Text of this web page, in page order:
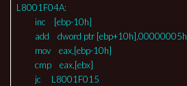
L8001F04A:
inc [ebp-10h]
add dword ptr [ebp+10h],00000005h
mov eax,[ebp-10h]
cmp eax,[ebx]
jc L8001F015